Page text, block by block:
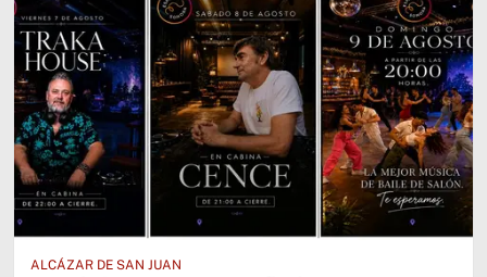
ALCÁZAR DE SAN JUAN